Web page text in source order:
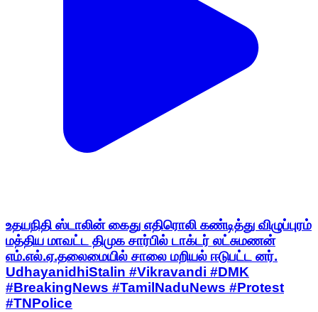
உதயநிதி ஸ்டாலின் கைது எதிரொலி கண்டித்து விழுப்புரம்
மத்திய மாவட்ட திமுக சார்பில் டாக்டர் லட்சுமணன்
எம்.எல்.ஏ.தலைமையில் சாலை மறியல் ஈடுபட்ட னர்.
UdhayanidhiStalin #Vikravandi #DMK
#BreakingNews #TamilNaduNews #Protest
#TNPolice